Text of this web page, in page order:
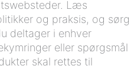
Læs
og praksis, og sørg
deltager i enhver
eller spørgsmål
skal rettes til